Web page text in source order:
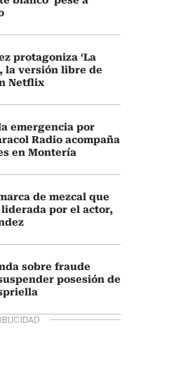
protagoniza ‘La
la versión libre de
Netflix
emergencia por
Radio acompaña
en Montería
de mezcal que
por el actor,
sobre fraude
posesión de